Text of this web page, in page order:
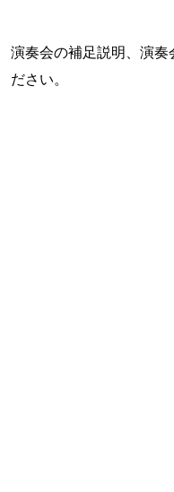
演奏会の補足説明、演奏
ださい。